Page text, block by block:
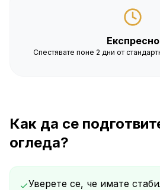
Експресно
Спестявате поне 2 дни от
Как да се
огледа?
Уверете се, че имате